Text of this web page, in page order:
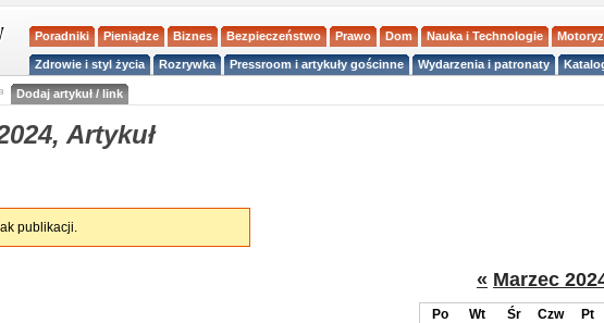
Poradniki Pieniądze Biznes Bezpieczeństwo Prawo Dom Nauka i Technologie
Zdrowie i styl życia Rozrywka Pressroom i artykuły gościnne Wydarzenia i patronaty
Dodaj artykuł / link
Artykuł
publikacji.
« Marzec
Po Wt Śr Czw Pt